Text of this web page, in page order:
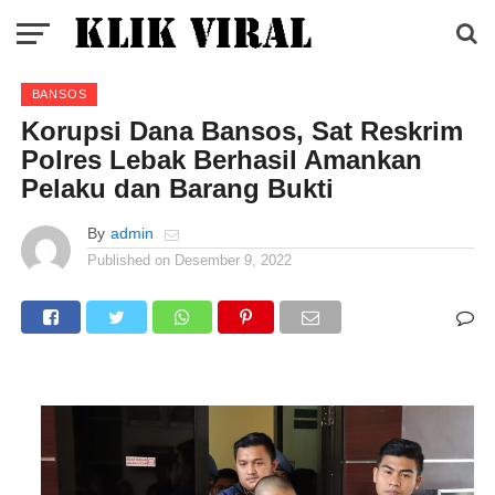
BANSOS
Korupsi Dana Bansos, Sat Reskrim
Polres Lebak Berhasil Amankan
Pelaku dan Barang Bukti
By admin
Published on Desember 9, 2022